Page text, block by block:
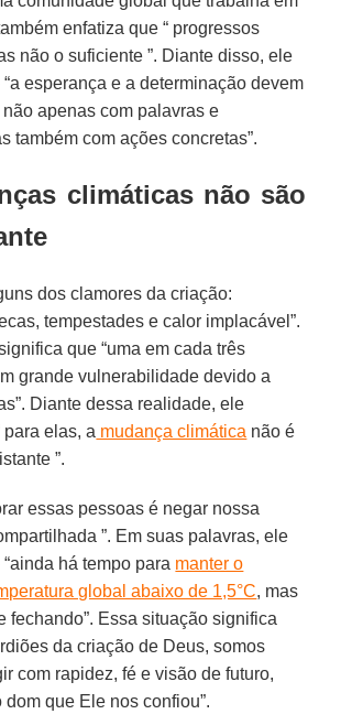
enfatiza que “ progressos
não o suficiente ”. Diante disso, ele
esperança e a determinação devem
apenas com palavras e
também com ações concretas”.
climáticas não são
dos clamores da criação:
tempestades e calor implacável”.
que “uma em cada três
grande vulnerabilidade devido a
Diante dessa realidade, ele
para elas, a mudança climática não é
”.
essas pessoas é negar nossa
”. Em suas palavras, ele
há tempo para manter o
global abaixo de 1,5°C, mas
fechando”. Essa situação significa
da criação de Deus, somos
com rapidez, fé e visão de futuro,
dom que Ele nos confiou”.